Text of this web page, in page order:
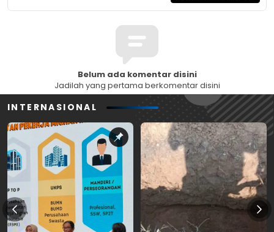
Belum ada komentar disini
Jadilah yang pertama berkomentar disini
INTERNASIONAL